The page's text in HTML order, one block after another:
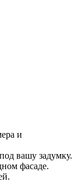
и
вашу задумку.
фасаде.